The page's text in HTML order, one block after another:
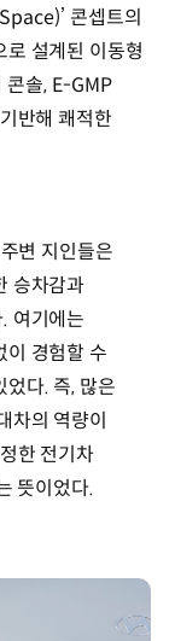
콘셉트의
설계된 이동형
솔, E-GMP
반해 쾌적한
변 지인들은
승차감과
여기에는
이 경험할 수
다. 즉, 많은
차의 역량이
한 전기차
뜻이었다.